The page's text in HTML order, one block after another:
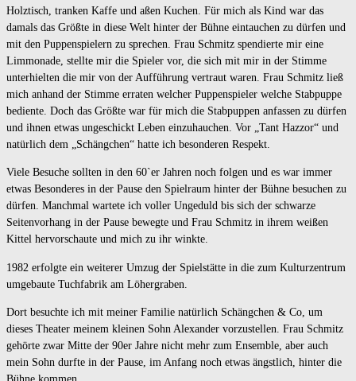
Holztisch, tranken Kaffe und aßen Kuchen. Für mich als Kind war das
damals das Größte in diese Welt hinter der Bühne eintauchen zu dürfen und
mit den Puppenspielern zu sprechen. Frau Schmitz spendierte mir eine
Limmonade, stellte mir die Spieler vor, die sich mit mir in der Stimme
unterhielten die mir von der Aufführung vertraut waren. Frau Schmitz ließ
mich anhand der Stimme erraten welcher Puppenspieler welche Stabpuppe
bediente. Doch das Größte war für mich die Stabpuppen anfassen zu dürfen
und ihnen etwas ungeschickt Leben einzuhauchen. Vor „Tant Hazzor“ und
natürlich dem „Schängchen“ hatte ich besonderen Respekt.
Viele Besuche sollten in den 60`er Jahren noch folgen und es war immer
etwas Besonderes in der Pause den Spielraum hinter der Bühne besuchen zu
dürfen. Manchmal wartete ich voller Ungeduld bis sich der schwarze
Seitenvorhang in der Pause bewegte und Frau Schmitz in ihrem weißen
Kittel hervorschaute und mich zu ihr winkte.
1982 erfolgte ein weiterer Umzug der Spielstätte in die zum Kulturzentrum
umgebaute Tuchfabrik am Löhergraben.
Dort besuchte ich mit meiner Familie natürlich Schängchen & Co, um
dieses Theater meinem kleinen Sohn Alexander vorzustellen. Frau Schmitz
gehörte zwar Mitte der 90er Jahre nicht mehr zum Ensemble, aber auch
mein Sohn durfte in der Pause, im Anfang noch etwas ängstlich, hinter die